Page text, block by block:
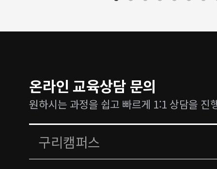
온라인 교육상담 문의
원하시는 과정을 쉽고 빠르게 1:1 상담을 진